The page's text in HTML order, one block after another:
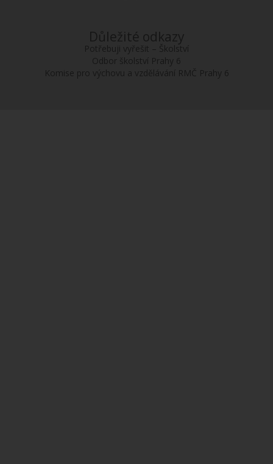
Důležité odkazy
Potřebuji vyřešit – Školství
Odbor školství Prahy 6
Komise pro výchovu a vzdělávání RMČ Prahy 6